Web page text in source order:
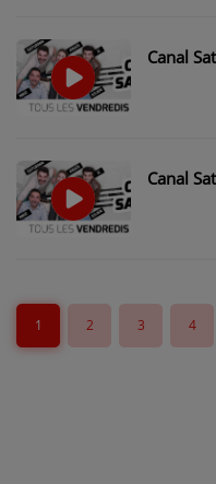
Canal
Canal
1 2 3 4